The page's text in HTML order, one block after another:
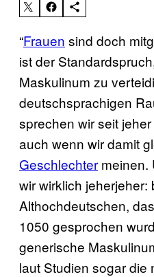
“Frauen sind doch
ist der
Maskulinum zu
deutschsprachigen
sprechen wir seit
auch wenn wir damit
Geschlechter meinen.
wir wirklich jeherjeher:
Althochdeutschen,
1050 gesprochen
generische
laut Studien sogar die